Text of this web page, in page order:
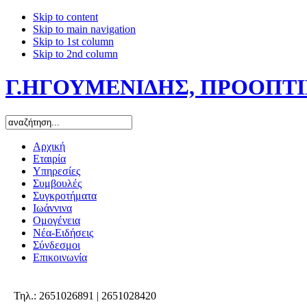
Skip to content
Skip to main navigation
Skip to 1st column
Skip to 2nd column
Γ.ΗΓΟΥΜΕΝΙΔΗΣ,
Αρχική
Εταιρία
Υπηρεσίες
Συμβουλές
Συγκροτήματα
Ιωάννινα
Ομογένεια
Νέα-Ειδήσεις
Σύνδεσμοι
Επικοινωνία
Τηλ.: 2651026891 | 2651028420